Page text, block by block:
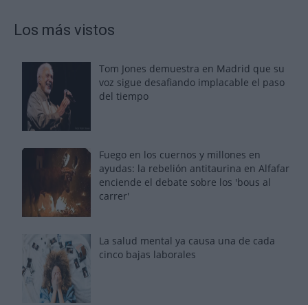
Los más vistos
Tom Jones demuestra en Madrid que su
voz sigue desafiando implacable el paso
del tiempo
Fuego en los cuernos y millones en
ayudas: la rebelión antitaurina en Alfafar
enciende el debate sobre los 'bous al
carrer'
La salud mental ya causa una de cada
cinco bajas laborales